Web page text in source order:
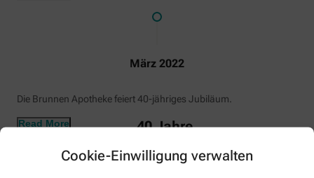
Cookie-Einwilligung verwalten
März 2022
Die Brunnen Apotheke feiert 40-jähriges Jubiläum.
Read More 40 Jahre…